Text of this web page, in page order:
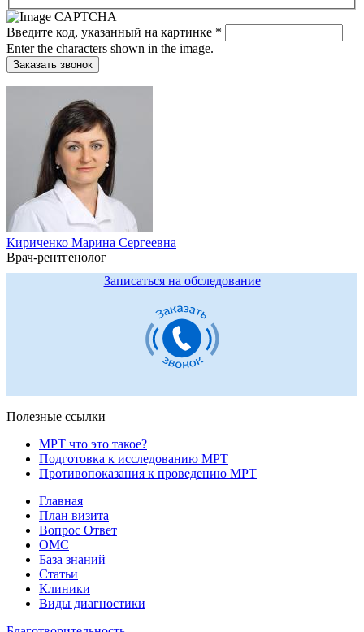
Введите код, указанный на картинке *
Enter the characters shown in the image.
Кириченко Марина Сергеевна
Врач-рентгенолог
Записаться на обследование
Полезные ссылки
МРТ что это такое?
Подготовка к исследованию МРТ
Противопоказания к проведению МРТ
Главная
План визита
Вопрос Ответ
ОМС
База знаний
Статьи
Клиники
Виды диагностики